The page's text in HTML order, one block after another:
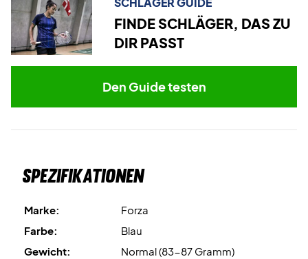
Luftwiderstand verringert und die Schlägerführung
beschleunigt.
verstärkt und eine stabile und kontrollierte
Energieübertragung gewährleistet.
Starte durch – kaufe diesen Forza Badmintonschläger
eine professionelle Besaitung für optimale Leistung.
Expertenempfehlung:Wir empfehlen eine Besaitung mit
Ashaway Zymax 68 TX bei 10,5 kg Zugkraft.
FINDE SCHLÄGER, DAS ZU
DIR PASST
Den Guide testen
Spezifikationen
Marke:
Forza
Farbe:
Blau
Gewicht:
Normal (83-87 Gramm)